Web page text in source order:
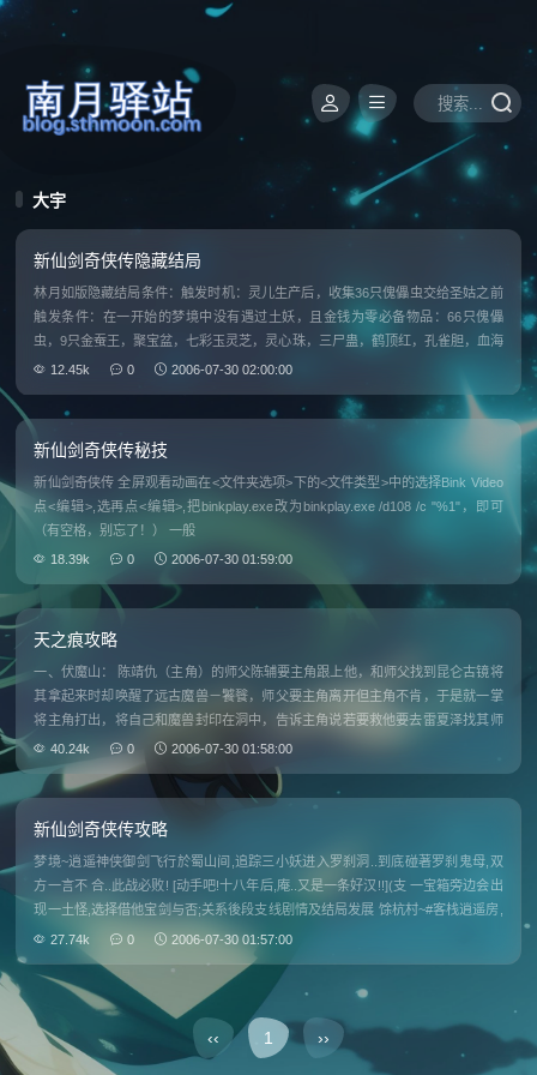
大宇
新仙剑奇侠传隐藏结局
林月如版隐藏结局条件：触发时机：灵儿生产后，收集36只傀儡虫交给圣姑之前
触发条件：在一开始的梦境中没有遇过土妖，且金钱为零必备物品：66只傀儡
虫，9只金蚕王，聚宝盆，七彩玉灵芝，灵心珠，三尸蛊，鹤顶红，孔雀胆，血海
棠，断肠草，金蚕蛊，无影毒（七大毒蛊各一），长鞭，九节鞭，金蛇鞭（全系
12.45k 0 2006-07-30 02:00:00
新仙剑奇侠传秘技
新仙剑奇侠传 全屏观看动画在<文件夹选项>下的<文件类型>中的选择Bink Video
点<编辑>,选再点<编辑>,把binkplay.exe改为binkplay.exe /d108 /c "%1"，即可
（有空格，别忘了！） 一般
18.39k
0 2006-07-30 01:59:00
天之痕攻略
一、伏魔山： 陈靖仇（主角）的师父陈辅要主角跟上他，和师父找到昆仑古镜将
其拿起来时却唤醒了远古魔兽－饕餮，师父要主角离开但主角不肯，于是就一掌
将主角打出，将自己和魔兽封印在洞中，告诉主角说若要救他要去雷夏泽找其师
伯公山先生。到山脚下，主角唤出了符鬼，于是就踏上了旅程。 二、月河村： 在
此村打听到
40.24k 0 2006-07-30 01:58:00
新仙剑奇侠传攻略
梦境~逍遥神侠御剑飞行於蜀山间,追踪三小妖进入罗刹洞..到底碰著罗刹鬼母,双
方一言不 合..此战必败! [动手吧!十八年后,庵..又是一条好汉!!](支 一宝箱旁边会出
现一土怪,选择借他宝剑与否;关系後段支线剧情及结局发展 馀杭村~#客栈逍遥房,
婶婶拿锅铲重敲逍遥头后,大梦终惊醒#出房门遇到三名苗人
27.74k 0 2006-07-30 01:57:00
‹‹ 1 ››